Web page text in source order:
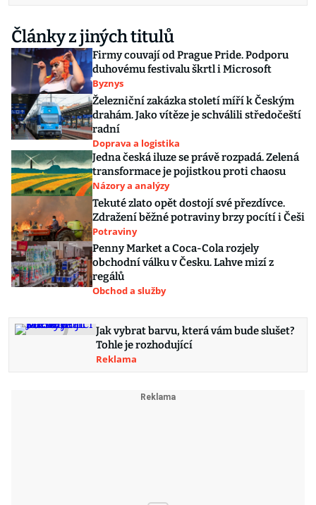
Články z jiných titulů
Firmy couvají od Prague Pride. Podporu
duhovému festivalu škrtl i Microsoft
Byznys
Železniční zakázka století míří k Českým
drahám. Jako vítěze je schválili středočeští
radní
Doprava a logistika
Jedna česká iluze se právě rozpadá. Zelená
transformace je pojistkou proti chaosu
Názory a analýzy
Tekuté zlato opět dostojí své přezdívce.
Zdražení běžné potraviny brzy pocítí i Češi
Potraviny
Penny Market a Coca-Cola rozjely
obchodní válku v Česku. Lahve mizí z
regálů
Obchod a služby
Jak vybrat barvu, která vám bude slušet?
Tohle je rozhodující
Reklama